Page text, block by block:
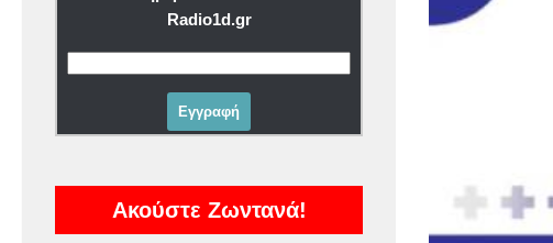
Radio1d.gr
Ακούστε Ζωντανά!